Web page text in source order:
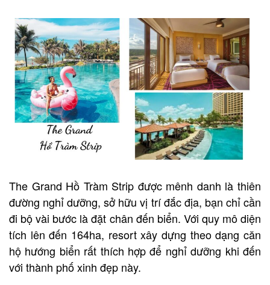
The Grand Hồ Tràm Strip được mênh danh là thiên
đường nghỉ dưỡng, sở hữu vị trí đắc địa, bạn chỉ cần
đi bộ vài bước là đặt chân đến biển. Với quy mô diện
tích lên đến 164ha, resort xây dựng theo dạng căn
hộ hướng biển rất thích hợp để nghỉ dưỡng khi đến
với thành phố xinh đẹp này.